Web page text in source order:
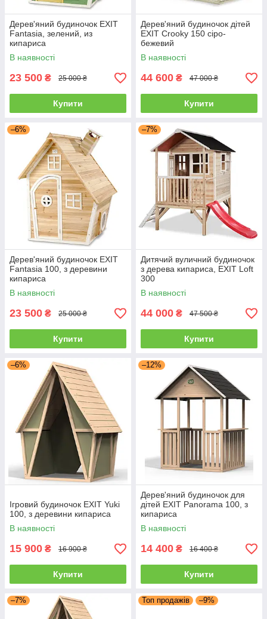
Дерев'яний будиночок EXIT
Fantasia, зелений, из
кипариса
В наявності
23 500 ₴ 25 000 ₴
Купити
Дерев'яний будиночок дітей
EXIT Crooky 150 сіро-
бежевий
В наявності
44 600 ₴ 47 000 ₴
Купити
–6%
Дерев'яний будиночок EXIT
Fantasia 100, з деревини
кипариса
В наявності
23 500 ₴ 25 000 ₴
Купити
–7%
Дитячий вуличний будиночок
з дерева кипариса, EXIT Loft
300
В наявності
44 000 ₴ 47 500 ₴
Купити
–6%
Ігровий будиночок EXIT Yuki
100, з деревини кипариса
В наявності
15 900 ₴ 16 900 ₴
Купити
–12%
Дерев'яний будиночок для
дітей EXIT Panorama 100, з
кипариса
В наявності
14 400 ₴ 16 400 ₴
Купити
–7% Топ продажів –9%